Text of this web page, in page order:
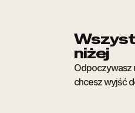
niżej
Odpoczywasz
chcesz wyjść